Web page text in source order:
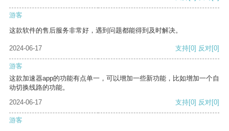
游客
这款软件的售后服务非常好，遇到问题都能得到及时解决。
2024-06-17 支持[0] 反对[0]
游客
这款加速器app的功能有点单一，可以增加一些新功能，比如增加一个自
动切换线路的功能。
2024-06-17
支持[0] 反对[0]
游客